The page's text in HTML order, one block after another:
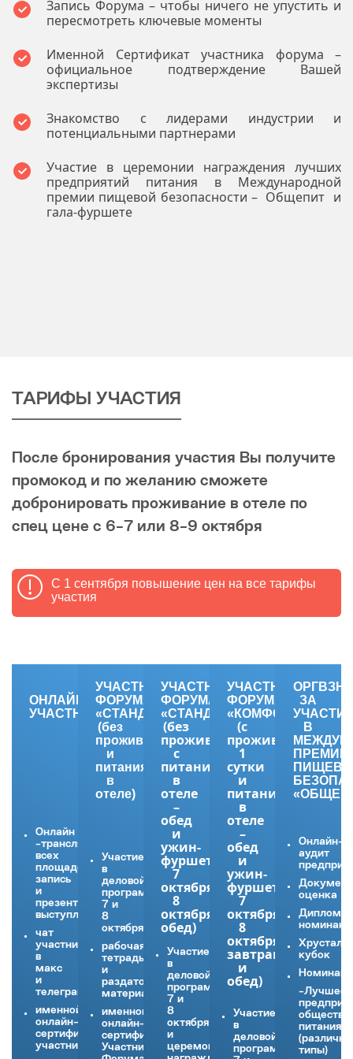
Запись Форума – чтобы ничего не упустить и
пересмотреть ключевые моменты
Именной Сертификат участника форума –
официальное подтверждение Вашей
экспертизы
Знакомство с лидерами индустрии и
потенциальными партнерами
Участие в церемонии награждения лучших
предприятий питания в Международной
премии пищевой безопасности – Общепит и
гала-фуршете
ТАРИФЫ УЧАСТИЯ
После бронирования участия Вы получите
промокод и по желанию сможете
добронировать проживание в отеле по
спец цене с 6-7 или 8-9 октября
С 1 сентября повышение цен на все тарифы
участия
ОНЛАЙН-
УЧАСТНИК
Онлайн
-трансляция
всех
площадок,
запись
и
презентации
выступлений,
чат
участников
в
макс
и
телеграм,
именной
онлайн-
сертификат
участника
УЧАСТНИК
ФОРУМА
«СТАНДАРТ»
(без
проживания
и
питания
в
отеле)
Участие
в
деловой
программе
7 и
8
октября,
рабочая
тетрадь
и
раздаточный
материал
именной
онлайн-
сертификат
Участника
УЧАСТНИК
ФОРУМА
«СТАНДАРТ+»
(без
проживания
с
питанием
в
отеле
–
обед
и
ужин-
фуршет
7
октября,
8
октября-
обед)
Участие
в
деловой
программе
7 и
8
октября
и
церемонии
УЧАСТНИК
ФОРУМА
«КОМФОРТ»
(с
проживанием
1
сутки
и
питанием
в
отеле
–
обед
и
ужин-
фуршет
7
октября,
8
октября-
завтрак
и
обед)
Участие
в
деловой
программе
ЗА
В
ПРЕМИИ
Онлайн-
аудит
оценка
Диплом
кубок
-Лучшее
питания
типы)